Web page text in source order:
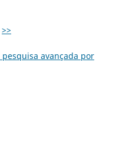
>>
avançada por